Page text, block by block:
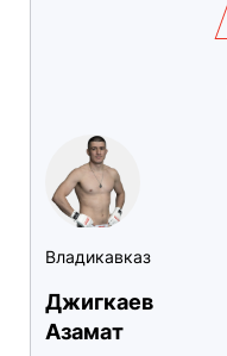
Владикавказ
Джигкаев
Азамат